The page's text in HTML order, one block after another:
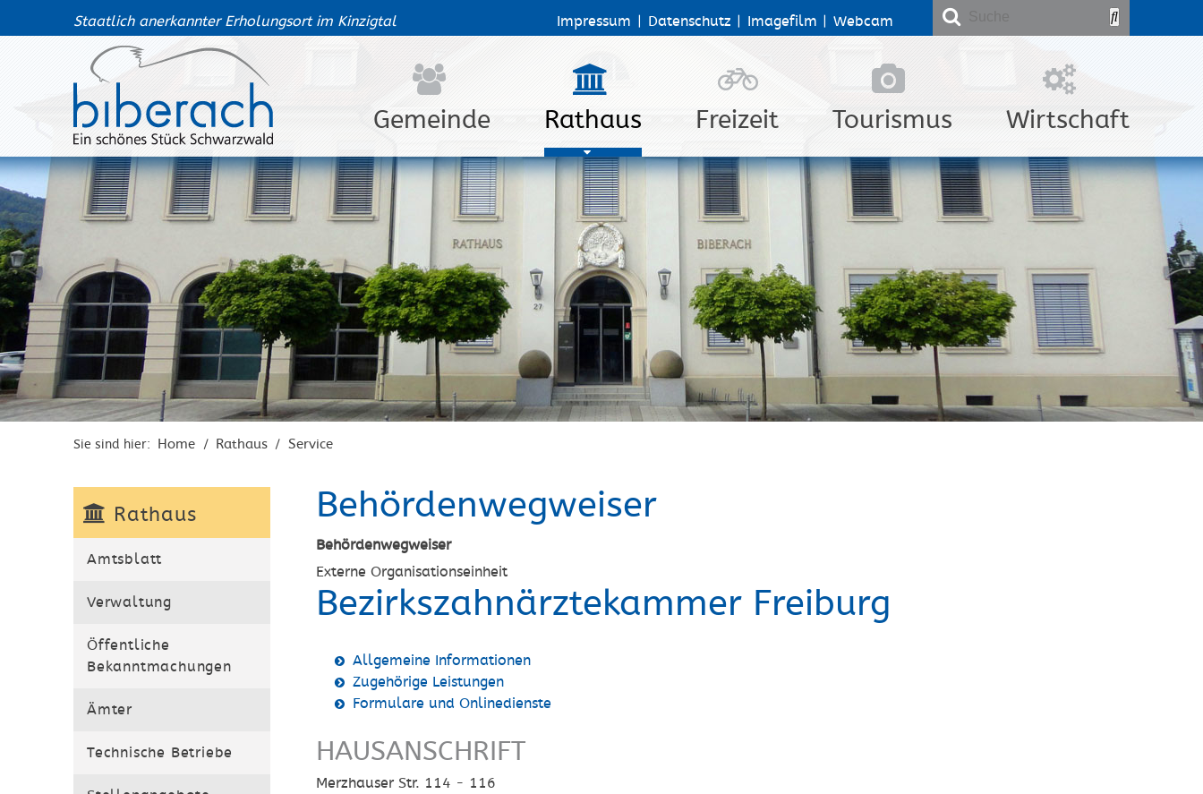
Staatlich anerkannter Erholungsort im Kinzigtal Impressum Datenschutz Imagefilm Webcam
Gemeinde Rathaus Freizeit Tourismus Wirtschaft
Sie sind hier: Home / Rathaus / Service
Rathaus
Amtsblatt
Verwaltung
Öffentliche
Bekanntmachungen
Ämter
Technische Betriebe
Behördenwegweiser
Behördenwegweiser
Externe Organisationseinheit
Bezirkszahnärztekammer Freiburg
Allgemeine Informationen
Zugehörige Leistungen
Formulare und Onlinedienste
HAUSANSCHRIFT
Merzhauser Str. 114 - 116